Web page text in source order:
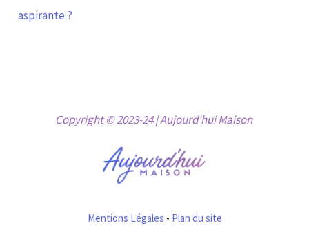
aspirante ?
Copyright © 2023-24 | Aujourd'hui Maison
Mentions Légales - Plan du site